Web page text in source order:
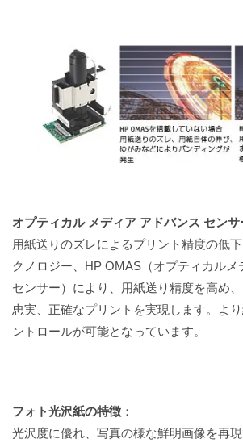
オプティカル メディア アドバンス センサ
用紙送りのズレによるプリント精度の低
クノロジー、HP OMAS（オプティカルメ
センサー）により、用紙送り精度を高め
忠実、正確なプリントを実現します。よ
ントロールが可能となっています。
フォト光沢紙の特徴 ：
光沢度に優れ、写真の様な鮮明画像を再